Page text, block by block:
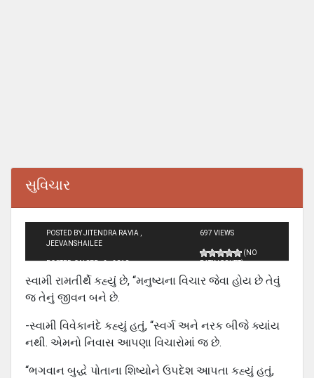
સુવિચાર
POSTED BY JITENDRA RAVIA ,
JEEVANSHAILEE
POSTED ON SEP - 2 - 2010
697 VIEWS
(NO
RATINGS YET)
સ્વામી રામતીર્થે કહ્યું છે, “મનુષ્યના વિચાર જેવા હોય છે તેવું
જ તેનું જીવન બને છે.
-સ્વામી વિવેકાનંદે કહ્યું હતું, “સ્વર્ગ અને નરક બીજે ક્યાંય
નથી. એમનો નિવાસ આ૫ણા વિચારોમાં જ છે.
“ભગવાન બુદ્ધે પોતાના શિષ્યોને ઉ૫દેશ આ૫તા કહ્યું હતું,